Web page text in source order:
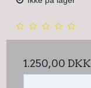
1.250,00 DKK